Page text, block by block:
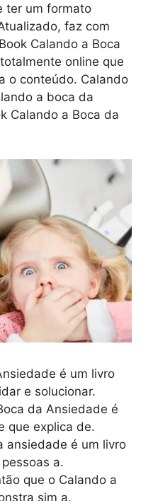
ter um formato
faz com
Calando a Boca
online que
o conteúdo. Calando
a boca da
Calando a Boca da
é um livro
e solucionar.
da Ansiedade é
que explica de.
ansiedade é um livro
a.
que o Calando a
sim a.